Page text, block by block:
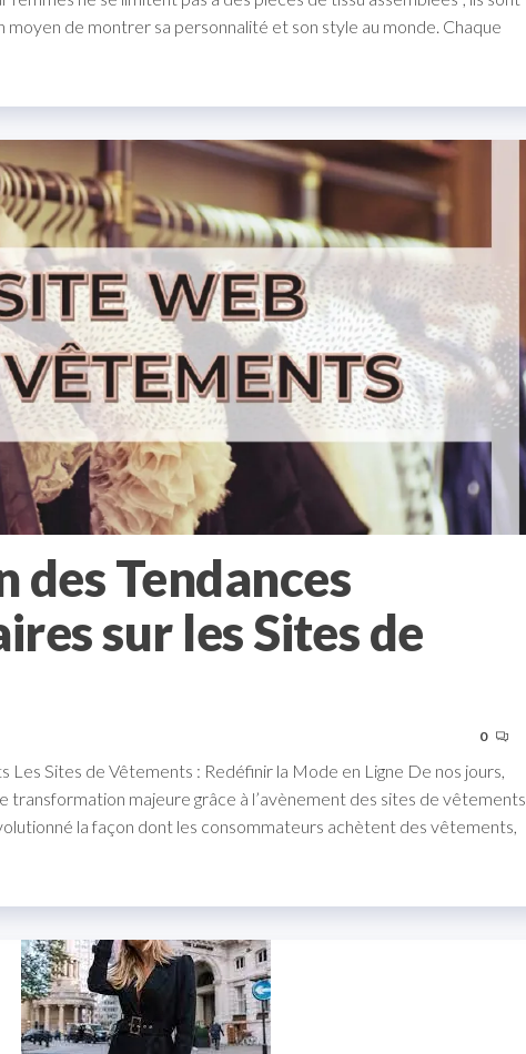
moyen de montrer sa personnalité et son style au monde. Chaque
des Tendances
sur les Sites de
0
Les Sites de Vêtements : Redéfinir la Mode en Ligne De nos jours,
transformation majeure grâce à l’avènement des sites de vêtements
la façon dont les consommateurs achètent des vêtements,